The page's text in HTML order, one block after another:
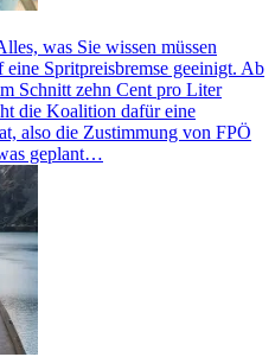
was Sie wissen müssen
Spritpreisbremse geeinigt. Ab
Schnitt zehn Cent pro Liter
die Koalition dafür eine
also die Zustimmung von FPÖ
geplant…